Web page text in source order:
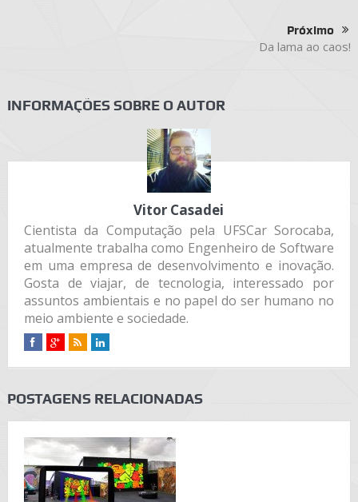
Próximo
Da lama ao caos!
INFORMAÇÕES SOBRE O AUTOR
Vitor Casadei
Cientista da Computação pela UFSCar Sorocaba,
atualmente trabalha como Engenheiro de Software
em uma empresa de desenvolvimento e inovação.
Gosta de viajar, de tecnologia, interessado por
assuntos ambientais e no papel do ser humano no
meio ambiente e sociedade.
POSTAGENS RELACIONADAS